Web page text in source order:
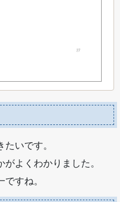
いです。
よくわかりました。
すね。